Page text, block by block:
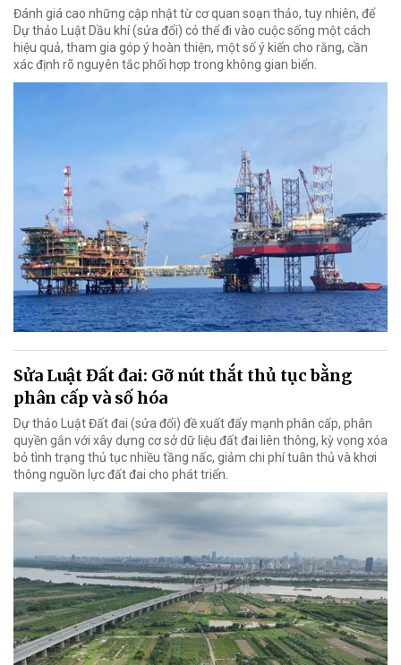
Đánh giá cao những cập nhật từ cơ quan soạn thảo, tuy nhiên, để
Dự thảo Luật Dầu khí (sửa đổi) có thể đi vào cuộc sống một cách
hiệu quả, tham gia góp ý hoàn thiện, một số ý kiến cho rằng, cần
xác định rõ nguyên tắc phối hợp trong không gian biển.
Sửa Luật Đất đai: Gỡ nút thắt thủ tục bằng
phân cấp và số hóa
Dự thảo Luật Đất đai (sửa đổi) đề xuất đẩy mạnh phân cấp, phân
quyền gắn với xây dựng cơ sở dữ liệu đất đai liên thông, kỳ vọng xóa
bỏ tình trạng thủ tục nhiều tầng nấc, giảm chi phí tuân thủ và khơi
thông nguồn lực đất đai cho phát triển.